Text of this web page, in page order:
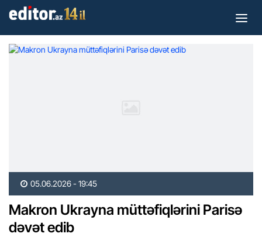
05.06.2026 - 19:45
Makron Ukrayna müttəfiqlərini Parisə
dəvət edib